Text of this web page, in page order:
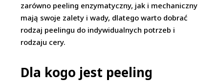
zarówno peeling enzymatyczny, jak i mechaniczny
mają swoje zalety i wady, dlatego warto dobrać
rodzaj peelingu do indywidualnych potrzeb i
rodzaju cery.
Dla kogo jest peeling